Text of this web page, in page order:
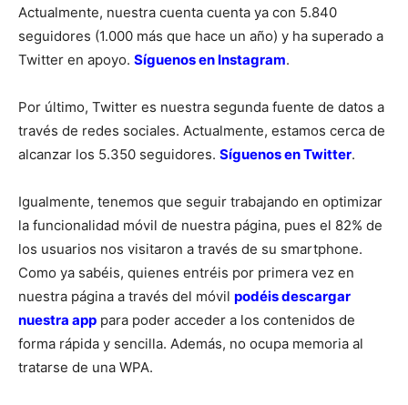
Actualmente, nuestra cuenta cuenta ya con 5.840
seguidores (1.000 más que hace un año) y ha superado a
Twitter en apoyo. Síguenos en Instagram.
Por último, Twitter es nuestra segunda fuente de datos a
través de redes sociales. Actualmente, estamos cerca de
alcanzar los 5.350 seguidores. Síguenos en Twitter.
Igualmente, tenemos que seguir trabajando en optimizar
la funcionalidad móvil de nuestra página, pues el 82% de
los usuarios nos visitaron a través de su smartphone.
Como ya sabéis, quienes entréis por primera vez en
nuestra página a través del móvil podéis descargar
nuestra app para poder acceder a los contenidos de
forma rápida y sencilla. Además, no ocupa memoria al
tratarse de una WPA.